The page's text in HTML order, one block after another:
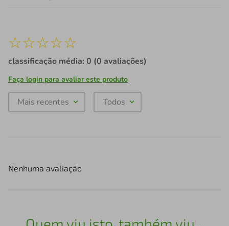
☆☆☆☆☆
classificação média: 0 (0 avaliações)
Faça login para avaliar este produto
Mais recentes Todos
Nenhuma avaliação